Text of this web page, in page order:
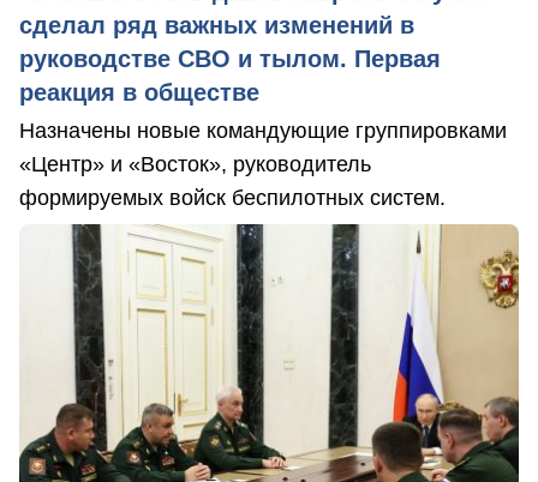
сделал ряд важных изменений в
руководстве СВО и тылом. Первая
реакция в обществе
Назначены новые командующие группировками
«Центр» и «Восток», руководитель
формируемых войск беспилотных систем.